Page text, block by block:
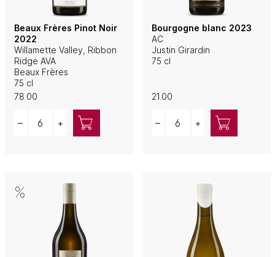
Beaux Frères Pinot Noir
2022
Willamette Valley, Ribbon
Ridge AVA
Beaux Frères
75 cl
78.00
– +
Bourgogne blanc 2023
AC
Justin Girardin
75 cl
21.00
– +